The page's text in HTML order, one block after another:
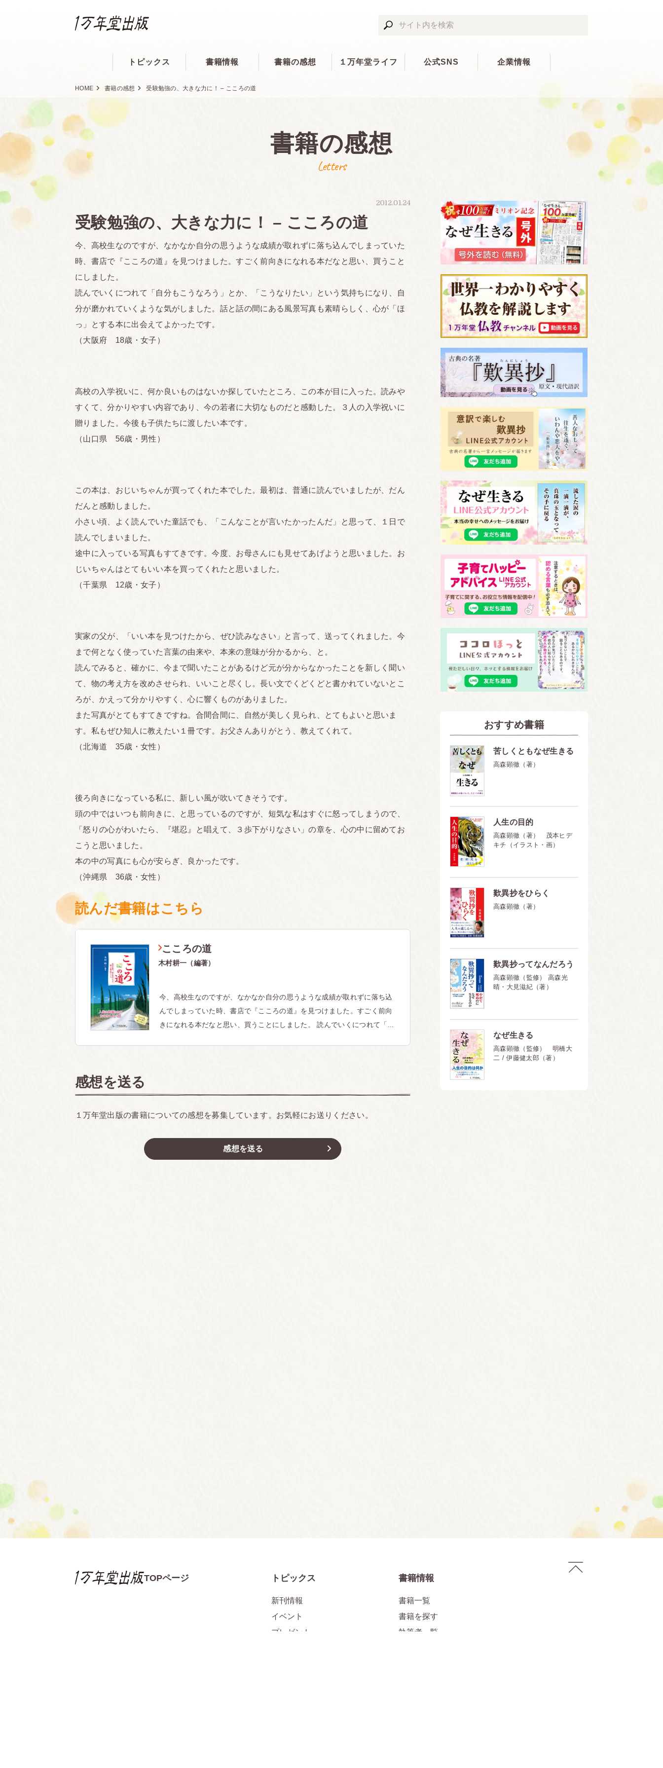
トピックス 書籍情報 書籍の感想 １万年堂ライフ 公式SNS 企業情報
HOME 書籍の感想 受験勉強の、大きな力に！ – こころの道
書籍の感想
Letters
2012.01.24
受験勉強の、大きな力に！ – こころの道
今、高校生なのですが、なかなか自分の思うような成績が取れずに落ち込んでしまっていた
時、書店で『こころの道』を見つけました。すごく前向きになれる本だなと思い、買うこと
にしました。
読んでいくにつれて「自分もこうなろう」とか、「こうなりたい」という気持ちになり、自
分が磨かれていくような気がしました。話と話の間にある風景写真も素晴らしく、心が「ほ
っ」とする本に出会えてよかったです。
（大阪府 18歳・女子）
高校の入学祝いに、何か良いものはないか探していたところ、この本が目に入った。読みや
すくて、分かりやすい内容であり、今の若者に大切なものだと感動した。３人の入学祝いに
贈りました。今後も子供たちに渡したい本です。
（山口県 56歳・男性）
この本は、おじいちゃんが買ってくれた本でした。最初は、普通に読んでいましたが、だん
だんと感動しました。
小さい頃、よく読んでいた童話でも、「こんなことが言いたかったんだ」と思って、１日で
読んでしまいました。
途中に入っている写真もすてきです。今度、お母さんにも見せてあげようと思いました。お
じいちゃんはとてもいい本を買ってくれたと思いました。
（千葉県 12歳・女子）
実家の父が、「いい本を見つけたから、ぜひ読みなさい」と言って、送ってくれました。今
まで何となく使っていた言葉の由来や、本来の意味が分かるから、と。
読んでみると、確かに、今まで聞いたことがあるけど元が分からなかったことを新しく聞い
て、物の考え方を改めさせられ、いいこと尽くし。長い文でくどくどと書かれていないとこ
ろが、かえって分かりやすく、心に響くものがありました。
また写真がとてもすてきですね。合間合間に、自然が美しく見られ、とてもよいと思いま
す。私もぜひ知人に教えたい１冊です。お父さんありがとう、教えてくれて。
（北海道 35歳・女性）
後ろ向きになっている私に、新しい風が吹いてきそうです。
頭の中ではいつも前向きに、と思っているのですが、短気な私はすぐに怒ってしまうので、
「怒りの心がわいたら、『堪忍』と唱えて、３歩下がりなさい」の章を、心の中に留めてお
こうと思いました。
本の中の写真にも心が安らぎ、良かったです。
（沖縄県 36歳・女性）
読んだ書籍はこちら
こころの道
木村耕一（編著）
今、高校生なのですが、なかなか自分の思うような成績が取れずに落ち込
んでしまっていた時、書店で『こころの道』を見つけました。すごく前向
きになれる本だなと思い、買うことにしました。 読んでいくにつれて「...
感想を送る
１万年堂出版の書籍についての感想を募集しています。お気軽にお送りください。
感想を送る
おすすめ書籍
苦しくともなぜ生きる
高森顕徹（著）
人生の目的
高森顕徹（著） 茂本ヒデ
キチ（イラスト・画）
歎異抄をひらく
高森顕徹（著）
歎異抄ってなんだろう
高森顕徹（監修） 高森光
晴・大見滋紀（著）
なぜ生きる
高森顕徹（監修） 明橋大
二 / 伊藤健太郎（著）
TOPページ トピックス
新刊情報
イベント
プレゼント
書籍情報
書籍一覧
書籍を探す
執筆者一覧